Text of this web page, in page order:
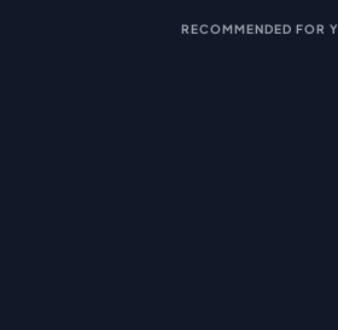
RECOMMENDED FOR